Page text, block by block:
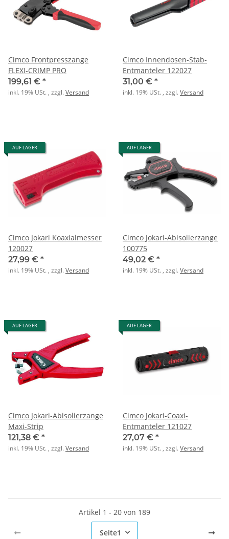
Cimco Frontpresszange
FLEXI-CRIMP PRO
199,61 € *
inkl. 19% USt. , zzgl.Versand
Cimco Innendosen-Stab-
Entmanteler 122027
31,00 € *
inkl. 19% USt. , zzgl.Versand
AUF LAGER
Cimco Jokari Koaxialmesser
120027
27,99 € *
inkl. 19% USt. , zzgl.Versand
AUF LAGER
Cimco Jokari-Abisolierzange
100775
49,02 € *
inkl. 19% USt. , zzgl.Versand
AUF LAGER
Cimco Jokari-Abisolierzange
Maxi-Strip
121,38 € *
inkl. 19% USt. , zzgl.Versand
AUF LAGER
Cimco Jokari-Coaxi-
Entmanteler 121027
27,07 € *
inkl. 19% USt. , zzgl.Versand
Artikel 1 - 20 von 189
Seite1